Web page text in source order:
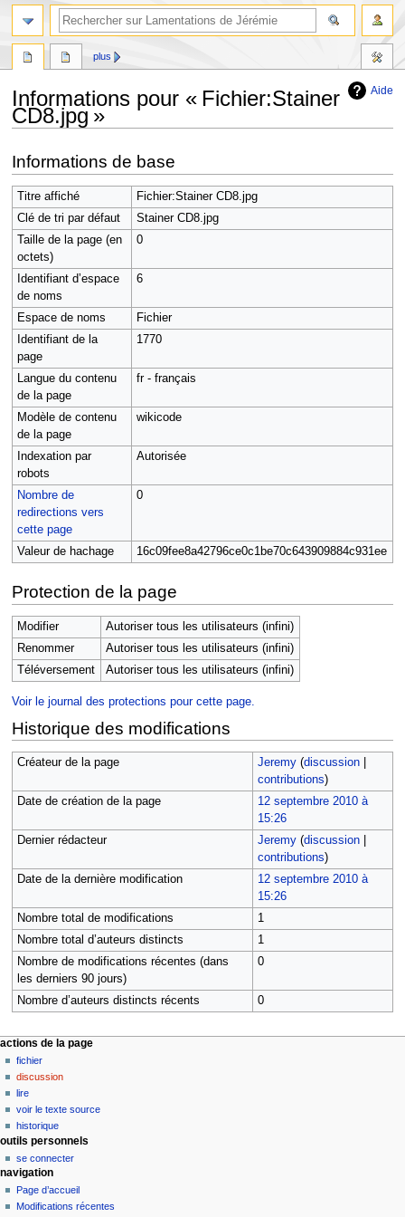
Aide
Informations pour « Fichier:Stainer
CD8.jpg »
à
la
navigation
à
la
recherche
Informations de base
Titre affiché
Fichier:Stainer CD8.jpg
Clé de tri par défaut
Stainer CD8.jpg
Taille de la page (en
octets)
0
Identifiant dʼespace
de noms
6
Espace de noms
Fichier
Identifiant de la
page
1770
Langue du contenu
de la page
fr - français
Modèle de contenu
de la page
wikicode
Indexation par
robots
Autorisée
Nombre de
redirections vers
cette page
0
Valeur de hachage 16c09fee8a42796ce0c1be70c643909884c931ee
Protection de la page
Modifier
Autoriser tous les utilisateurs (infini)
Renommer
Autoriser tous les utilisateurs (infini)
Téléversement
Autoriser tous les utilisateurs (infini)
Voir le journal des protections pour cette page.
Historique des modifications
Créateur de la page Jeremy (discussion|
contributions)
Date de création de la page
12 septembre 2010 à
15:26
Dernier rédacteur
Jeremy (discussion|
contributions)
Date de la dernière modification
12 septembre 2010 à
15:26
Nombre total de modifications
1
Nombre total d’auteurs distincts
1
Nombre de modifications récentes (dans
les derniers 90 jours)
0
Nombre d’auteurs distincts récents 0
M
e
n
u
d
e
n
a
v
actions de la page
fichier
discussion
lire
voir le texte source
historique
plus
outils personnels
se connecter
navigation
Page d’accueil
Modifications récentes
rechercher